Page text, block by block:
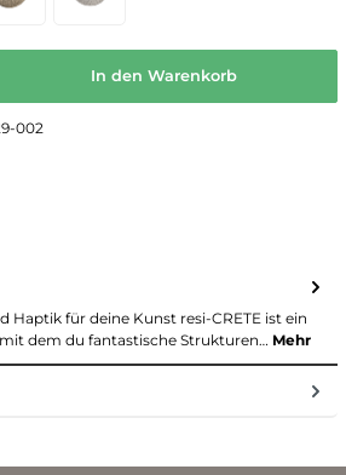
In den Warenkorb
002
Haptik für deine Kunst resi-CRETE ist ein
dem du fantastische Strukturen… Mehr